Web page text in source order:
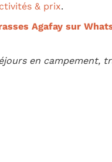
& prix.
Agafay sur
en campement,